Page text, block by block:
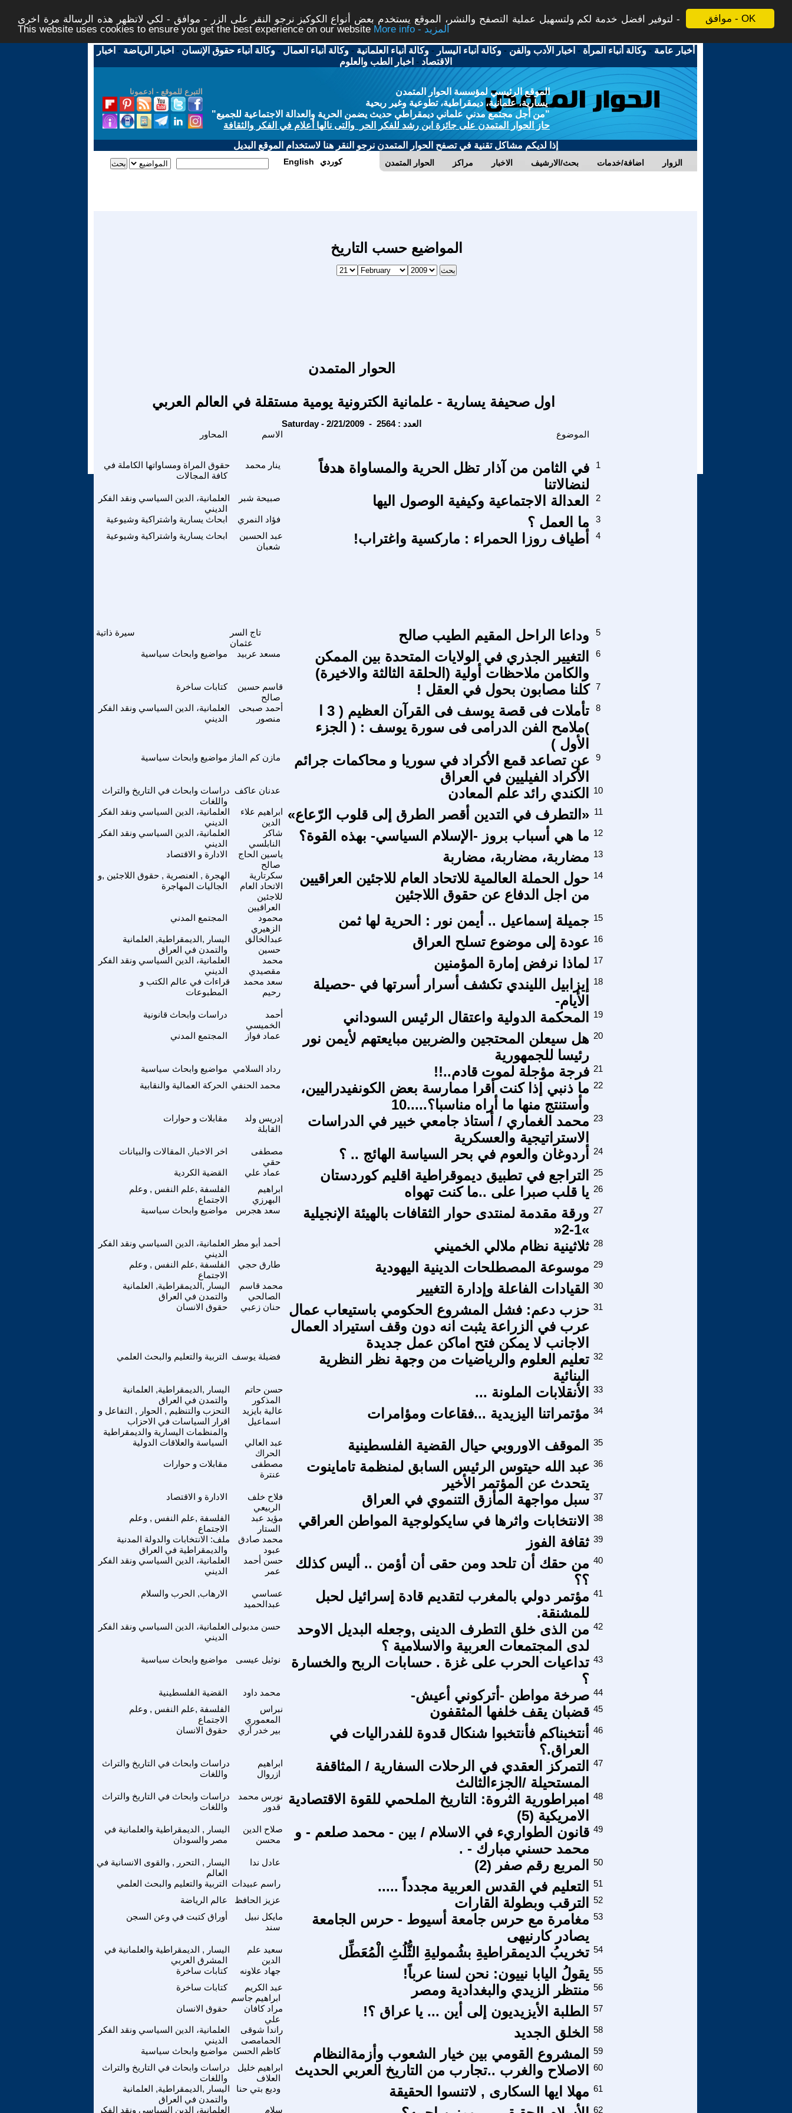
موافق - OK
لتوفير افضل خدمة لكم ولتسهيل عملية التصفح والنشر، الموقع يستخدم بعض أنواع الكوكيز نرجو النقر على الزر - موافق - لكي لاتظهر هذه الرسالة مرة اخرى -
This website uses cookies to ensure you get the best experience on our website
More info - المزيد
أخبار عامة -وكالة أنباء المرأة - اخبار الأدب والفن -وكالة أنباء اليسار -وكالة أنباء العلمانية -وكالة أنباء العمال -وكالة أنباء حقوق الإنسان - اخبار الرياضة - اخبار
الاقتصاد - اخبار الطب والعلوم
التبرع للموقع - ادعمونا
الموقع الرئيسي لمؤسسة الحوار المتمدن
يسارية، علمانية، ديمقراطية، تطوعية وغير ربحية
"من أجل مجتمع مدني علماني ديمقراطي حديث يضمن الحرية والعدالة الاجتماعية للجميع"
حاز الحوار المتمدن على جائزة ابن رشد للفكر الحر والتى نالها أعلام في الفكر والثقافة
إذا لديكم مشاكل تقنية في تصفح الحوار المتمدن نرجو النقر هنا لاستخدام الموقع البديل
الحوار المتمدن مراكز الاخبار بحث/الارشيف اضافة/خدمات الزوار English كوردي
المواضيع حسب التاريخ
الحوار المتمدن
اول صحيفة يسارية - علمانية الكترونية يومية مستقلة في العالم العربي
Saturday - 2/21/2009 - العدد : 2564
الاسم الموضوع
حقوق المراة ومساواتها الكاملة في
كافة المجالات
ينار محمد
في الثامن من آذار تظل الحرية والمساواة هدفاً
لنضالاتنا
1
العلمانية، الدين السياسي ونقد الفكر
الديني
صبيحة شبر العدالة الاجتماعية وكيفية الوصول اليها 2
ابحاث يسارية واشتراكية وشيوعية فؤاد النمري ما العمل ؟
3
ابحاث يسارية واشتراكية وشيوعية
عبد الحسين
شعبان
أطياف روزا الحمراء : ماركسية واغتراب! 4
سيرة ذاتية
تاج السر
عثمان
وداعا الراحل المقيم الطيب صالح 5
مواضيع وابحاث سياسية مسعد عربيد
التغيير الجذري في الولايات المتحدة بين الممكن
والكامن ملاحظات أولية (الحلقة الثالثة والاخيرة)
6
كتابات ساخرة
قاسم حسين
صالح
كلنا مصابون بحول في العقل ! 7
العلمانية، الدين السياسي ونقد الفكر
الديني
أحمد صبحى
منصور
)ملامح الفن الدرامى فى سورة يوسف : ( الجزء
الأول )
8
مواضيع وابحاث سياسية مازن كم الماز
عن تصاعد قمع الأكراد في سوريا و محاكمات جرائم
الأكراد الفيليين في العراق
9
دراسات وابحاث في التاريخ والتراث
واللغات
عدنان عاكف الكندي رائد علم المعادن 10
العلمانية، الدين السياسي ونقد الفكر
الديني
ابراهيم علاء
الدين
«التطرف في التدين أقصر الطرق إلى قلوب الرّعاع» 11
العلمانية، الدين السياسي ونقد الفكر
الديني
شاكر
النابلسي
ما هي أسباب بروز -الإسلام السياسي- بهذه القوة؟ 12
الادارة و الاقتصاد
ياسين الحاج
صالح
مضاربة، مضاربة، مضاربة 13
الهجرة , العنصرية , حقوق اللاجئين ,و
الجاليات المهاجرة
سکرتارية
الاتحاد العام
للاجئين
العراقيين
حول الحملة العالمية للاتحاد العام للاجئين العراقيين
من اجل الدفاع عن حقوق اللاجئين
14
المجتمع المدني
محمود
الزهيري
جميلة إسماعيل .. أيمن نور : الحرية لها ثمن 15
اليسار ,الديمقراطية, العلمانية
والتمدن في العراق
عبدالخالق
حسين
عودة إلى موضوع تسلح العراق 16
العلمانية، الدين السياسي ونقد الفكر
الديني
محمد
مقصيدي
لماذا نرفض إمارة المؤمنين 17
قراءات في عالم الكتب و
المطبوعات
سعد محمد
رحيم
إيزابيل الليندي تكشف أسرار أسرتها في -حصيلة
الأيام-
18
دراسات وابحاث قانونية
أحمد
الخميسي
المحكمة الدولية واعتقال الرئيس السوداني 19
المجتمع المدني عماد فواز
هل سيعلن المحتجين والضربين مبايعتهم لأيمن نور
رئيسا للجمهورية
20
مواضيع وابحاث سياسية رداد السلامي فرجة مؤجلة لموت قادم..!! 21
الحركة العمالية والنقابية محمد الحنفي
ما ذنبي إذا كنت أقرا ممارسة بعض الكونفيدراليين،
وأستنتج منها ما أراه مناسبا؟.....10
22
مقابلات و حوارات
إدريس ولد
القابلة
محمد الغماري / أستاذ جامعي خبير في الدراسات
الاستراتيجية والعسكرية
23
اخر الاخبار, المقالات والبيانات
مصطفى
حقي
أردوغان والعوم في بحر السياسة الهائج .. ؟ 24
القضية الكردية عماد علي التراجع في تطبيق ديموقراطية اقليم كوردستان
25
الفلسفة ,علم النفس , وعلم
الاجتماع
ابراهيم
البهرزي
يا قلب صبرا على ..ما كنت تهواه 26
مواضيع وابحاث سياسية سعد هجرس
ورقة مقدمة لمنتدى حوار الثقافات بالهيئة الإنجيلية
»1-2«
27
العلمانية، الدين السياسي ونقد الفكر
الديني
أحمد أبو مطر ثلاثينية نظام ملالي الخميني 28
الفلسفة ,علم النفس , وعلم
الاجتماع
طارق حجي موسوعة المصطلحات الدينية اليهودية 29
اليسار ,الديمقراطية, العلمانية
والتمدن في العراق
محمد قاسم
الصالحي
القيادات الفاعلة وإدارة التغيير 30
حقوق الانسان حنان زعبي
حزب دعم: فشل المشروع الحكومي باستيعاب عمال
عرب في الزراعة يثبت انه دون وقف استيراد العمال
الاجانب لا يمكن فتح اماكن عمل جديدة
31
التربية والتعليم والبحث العلمي فضيلة يوسف
تعليم العلوم والرياضيات من وجهة نظر النظرية
البنائية
32
اليسار ,الديمقراطية, العلمانية
والتمدن في العراق
حسن حاتم
المذكور
الأنقلابات الملونة ... 33
التحزب والتنظيم , الحوار , التفاعل و
اقرار السياسات في الاحزاب
والمنظمات اليسارية والديمقراطية
عالية بايزيد
اسماعيل
مؤتمراتنا اليزيدية ...فقاعات ومؤامرات 34
السياسة والعلاقات الدولية
عبد العالي
الحراك
الموقف الاوروبي حيال القضية الفلسطينية 35
مقابلات و حوارات
مصطفى
عنترة
عبد الله حيتوس الرئيس السابق لمنظمة تاماينوت
يتحدث عن المؤتمر الأخير
36
الادارة و الاقتصاد
فلاح خلف
الربيعي
سبل مواجهة المأزق التنموي في العراق 37
الفلسفة ,علم النفس , وعلم
الاجتماع
مؤيد عبد
الستار
الانتخابات واثرها في سايكولوجية المواطن العراقي 38
ملف: الانتخابات والدولة المدنية
والديمقراطية في العراق
محمد صادق
عبود
ثقافة الفوز 39
العلمانية، الدين السياسي ونقد الفكر
الديني
حسن أحمد
عمر
من حقك أن تلحد ومن حقى أن أؤمن .. أليس كذلك
؟؟
40
الارهاب, الحرب والسلام
عساسي
عبدالحميد
مؤتمر دولي بالمغرب لتقديم قادة إسرائيل لحبل
للمشنقة.
41
العلمانية، الدين السياسي ونقد الفكر
الديني
حسن مدبولى
من الذى خلق التطرف الدينى ,وجعله البديل الاوحد
لدى المجتمعات العربية والاسلامية ؟
42
مواضيع وابحاث سياسية نوئيل عيسى
تداعيات الحرب على غزة . حسابات الربح والخسارة
؟
43
القضية الفلسطينية محمد داود صرخة مواطن -أتركوني أعيش- 44
الفلسفة ,علم النفس , وعلم
الاجتماع
نبراس
المعموري
قضبان يقف خلفها المثقفون 45
حقوق الانسان بير خدر آري
أنتخبناكم فأنتخبوا شنكال قدوة للفدراليات في
العراق.؟
46
دراسات وابحاث في التاريخ والتراث
واللغات
ابراهيم
ازروال
التمركز العقدي في الرحلات السفارية / المثاقفة
المستحيلة /الجزءالثالث
47
دراسات وابحاث في التاريخ والتراث
واللغات
نورس محمد
قدور
امبراطورية الثروة: التاريخ الملحمي للقوة الاقتصادية
الامريكية (5)
48
اليسار , الديمقراطية والعلمانية في
مصر والسودان
صلاح الدين
محسن
قانون الطواريء في الاسلام / بين - محمد صلعم - و
محمد حسني مبارك - .
49
اليسار , التحرر , والقوى الانسانية في
العالم
عادل ندا المربع رقم صفر (2) 50
التربية والتعليم والبحث العلمي راسم عبيدات التعليم في القدس العربية مجدداً .....
51
عالم الرياضة
عزيز الحافظ الترقب وبطولة القارات
52
أوراق كتبت في وعن السجن
مايكل نبيل
سند
مغامرة مع حرس جامعة أسيوط - حرس الجامعة
يصادر كارنيهى
53
اليسار , الديمقراطية والعلمانية في
المشرق العربي
سعيد علم
الدين
تخريبُ الديمقراطيةِ بشُموليةِ الثُّلُثِ الْمُعَطِّل 54
كتابات ساخرة جهاد علاونه يقولُ اليابا نييون: نحن لسنا عرباً! 55
كتابات ساخرة
عبد الكريم
ابراهيم جاسم
منتظر الزيدي والبغدادية ومصر 56
حقوق الانسان
مراد كافان
علي
الطلبة الأيزيديون إلى أين ... يا عراق ؟! 57
العلمانية، الدين السياسي ونقد الفكر
الديني
راندا شوقى
الحمامصى
الخلق الجديد 58
مواضيع وابحاث سياسية كاظم الحسن المشروع القومي بين خيار الشعوب وأزمةالنظام
59
دراسات وابحاث في التاريخ والتراث
واللغات
ابراهيم خليل
العلاف
الاصلاح والغرب ..تجارب من التاريخ العربي الحديث 60
اليسار ,الديمقراطية, العلمانية
والتمدن في العراق
وديع بتي حنا مهلا ايها السكارى , لاتنسوا الحقيقة 61
العلمانية، الدين السياسي ونقد الفكر سلام 62